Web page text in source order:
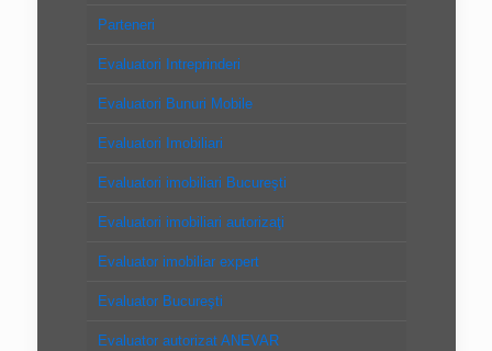
Parteneri
Evaluatori Intreprinderi
Evaluatori Bunuri Mobile
Evaluatori Imobiliari
Evaluatori imobiliari Bucureşti
Evaluatori imobiliari autorizaţi
Evaluator imobiliar expert
Evaluator Bucureşti
Evaluator autorizat ANEVAR